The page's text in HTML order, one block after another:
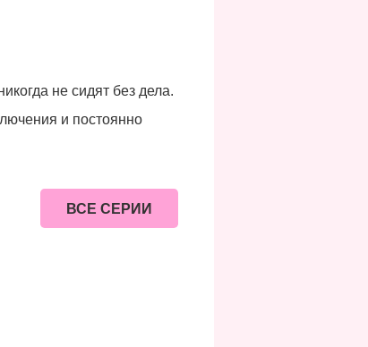
не сидят без дела.
и постоянно
ВСЕ СЕРИИ